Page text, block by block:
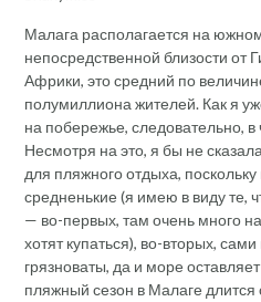
Малага располагается на
непосредственной близости от
Африки, это средний по
полумиллиона жителей. Как я
на побережье, следовательно, в
Несмотря на это, я бы не
для пляжного отдыха,
средненькие (я имею в виду те,
— во-первых, там очень много
хотят купаться), во-вторых,
грязноваты, да и море
пляжный сезон в Малаге длится